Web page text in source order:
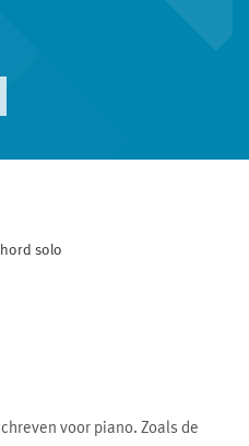
solo
voor piano. Zoals de